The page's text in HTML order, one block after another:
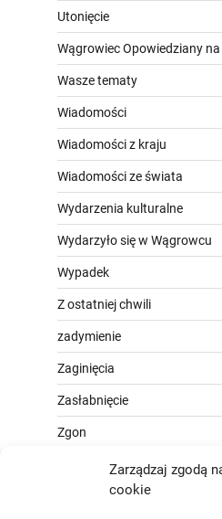
Zarządzaj zgodą
cookie
Utonięcie
Wągrowiec Opowiedziany
Wasze tematy
Wiadomości
Wiadomości z kraju
Wiadomości ze świata
Wydarzenia kulturalne
Wydarzyło się w Wągrowcu
Wypadek
Z ostatniej chwili
zadymienie
Zaginięcia
Zasłabnięcie
Zgon